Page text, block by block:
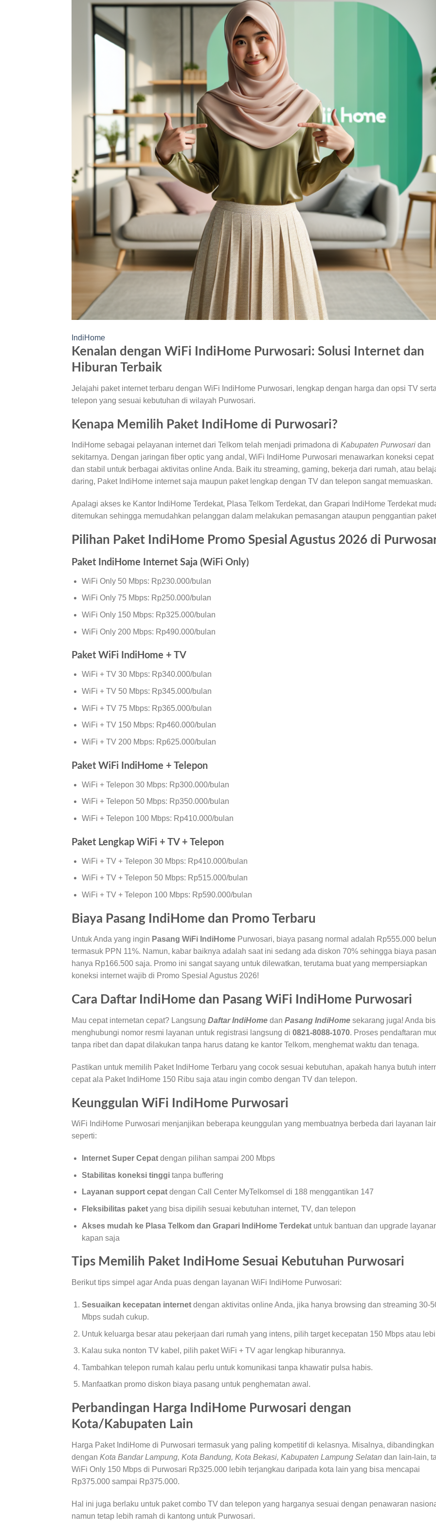
IndiHome
Kenalan dengan WiFi IndiHome Purwosari: Solusi Internet dan
Hiburan Terbaik
Jelajahi paket internet terbaru dengan WiFi IndiHome Purwosari, lengkap dengan harga dan opsi TV
telepon yang sesuai kebutuhan di wilayah Purwosari.
Kenapa Memilih Paket IndiHome di Purwosari?
IndiHome sebagai pelayanan internet dari Telkom telah menjadi primadona di Kabupaten Purwosari dan
sekitarnya. Dengan jaringan fiber optic yang andal, WiFi IndiHome Purwosari menawarkan koneksi cepat
dan stabil untuk berbagai aktivitas online Anda. Baik itu streaming, gaming, bekerja dari rumah, atau
daring, Paket IndiHome internet saja maupun paket lengkap dengan TV dan telepon sangat memuaskan.
Apalagi akses ke Kantor IndiHome Terdekat, Plasa Telkom Terdekat, dan Grapari IndiHome Terdekat
ditemukan sehingga memudahkan pelanggan dalam melakukan pemasangan ataupun penggantian
Pilihan Paket IndiHome Promo Spesial Agustus 2026 di
Paket IndiHome Internet Saja (WiFi Only)
WiFi Only 50 Mbps: Rp230.000/bulan
WiFi Only 75 Mbps: Rp250.000/bulan
WiFi Only 150 Mbps: Rp325.000/bulan
WiFi Only 200 Mbps: Rp490.000/bulan
Paket WiFi IndiHome + TV
WiFi + TV 30 Mbps: Rp340.000/bulan
WiFi + TV 50 Mbps: Rp345.000/bulan
WiFi + TV 75 Mbps: Rp365.000/bulan
WiFi + TV 150 Mbps: Rp460.000/bulan
WiFi + TV 200 Mbps: Rp625.000/bulan
Paket WiFi IndiHome + Telepon
WiFi + Telepon 30 Mbps: Rp300.000/bulan
WiFi + Telepon 50 Mbps: Rp350.000/bulan
WiFi + Telepon 100 Mbps: Rp410.000/bulan
Paket Lengkap WiFi + TV + Telepon
WiFi + TV + Telepon 30 Mbps: Rp410.000/bulan
WiFi + TV + Telepon 50 Mbps: Rp515.000/bulan
WiFi + TV + Telepon 100 Mbps: Rp590.000/bulan
Biaya Pasang IndiHome dan Promo Terbaru
Untuk Anda yang ingin Pasang WiFi IndiHome Purwosari, biaya pasang normal adalah Rp555.000
termasuk PPN 11%. Namun, kabar baiknya adalah saat ini sedang ada diskon 70% sehingga biaya
hanya Rp166.500 saja. Promo ini sangat sayang untuk dilewatkan, terutama buat yang mempersiapkan
koneksi internet wajib di Promo Spesial Agustus 2026!
Cara Daftar IndiHome dan Pasang WiFi IndiHome Purwosari
Mau cepat internetan cepat? Langsung Daftar IndiHome dan Pasang IndiHome sekarang juga! Anda
menghubungi nomor resmi layanan untuk registrasi langsung di 0821-8088-1070. Proses pendaftaran
tanpa ribet dan dapat dilakukan tanpa harus datang ke kantor Telkom, menghemat waktu dan tenaga.
Pastikan untuk memilih Paket IndiHome Terbaru yang cocok sesuai kebutuhan, apakah hanya butuh
cepat ala Paket IndiHome 150 Ribu saja atau ingin combo dengan TV dan telepon.
Keunggulan WiFi IndiHome Purwosari
WiFi IndiHome Purwosari menjanjikan beberapa keunggulan yang membuatnya berbeda dari layanan
seperti:
Internet Super Cepatdengan pilihan sampai 200 Mbps
Stabilitas koneksi tinggitanpa buffering
Layanan support cepatdengan Call Center MyTelkomsel di 188 menggantikan 147
Fleksibilitas paketyang bisa dipilih sesuai kebutuhan internet, TV, dan telepon
Akses mudah ke Plasa Telkom dan Grapari IndiHome Terdekatuntuk bantuan dan upgrade
kapan saja
Tips Memilih Paket IndiHome Sesuai Kebutuhan Purwosari
Berikut tips simpel agar Anda puas dengan layanan WiFi IndiHome Purwosari:
Sesuaikan kecepatan internetdengan aktivitas online Anda, jika hanya browsing dan streaming 30-
Mbps sudah cukup.
Untuk keluarga besar atau pekerjaan dari rumah yang intens, pilih target kecepatan 150 Mbps atau
Kalau suka nonton TV kabel, pilih paket WiFi + TV agar lengkap hiburannya.
Tambahkan telepon rumah kalau perlu untuk komunikasi tanpa khawatir pulsa habis.
Manfaatkan promo diskon biaya pasang untuk penghematan awal.
Perbandingan Harga IndiHome Purwosari dengan
Kota/Kabupaten Lain
Harga Paket IndiHome di Purwosari termasuk yang paling kompetitif di kelasnya. Misalnya, dibandingkan
dengan Kota Bandar Lampung, Kota Bandung, Kota Bekasi, Kabupaten Lampung Selatan dan lain-lain,
WiFi Only 150 Mbps di Purwosari Rp325.000 lebih terjangkau daripada kota lain yang bisa mencapai
Rp375.000 sampai Rp375.000.
Hal ini juga berlaku untuk paket combo TV dan telepon yang harganya sesuai dengan penawaran
namun tetap lebih ramah di kantong untuk Purwosari.